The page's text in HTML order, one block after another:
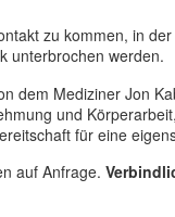
zu kommen, in
unterbrochen werden.
dem Mediziner Jon
und
für eine
auf Anfrage.